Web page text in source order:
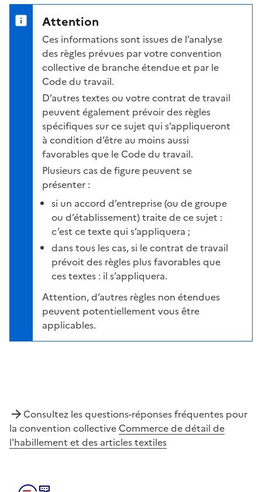
Attention
Ces informations sont issues de l’analyse
des règles prévues par votre convention
collective de branche étendue et par le
Code du travail.
D’autres textes ou votre contrat de travail
peuvent également prévoir des règles
spécifiques sur ce sujet qui s’appliqueront
à condition d’être au moins aussi
favorables que le Code du travail.
Plusieurs cas de figure peuvent se
présenter :
si un accord d’entreprise (ou de groupe
ou d’établissement) traite de ce sujet :
c’est ce texte qui s’appliquera ;
dans tous les cas, si le contrat de travail
prévoit des règles plus favorables que
ces textes : il s’appliquera.
Attention, d’autres règles non étendues
peuvent potentiellement vous être
applicables.
Consultez les questions-réponses fréquentes pour
la convention collective Commerce de détail de
l'habillement et des articles textiles